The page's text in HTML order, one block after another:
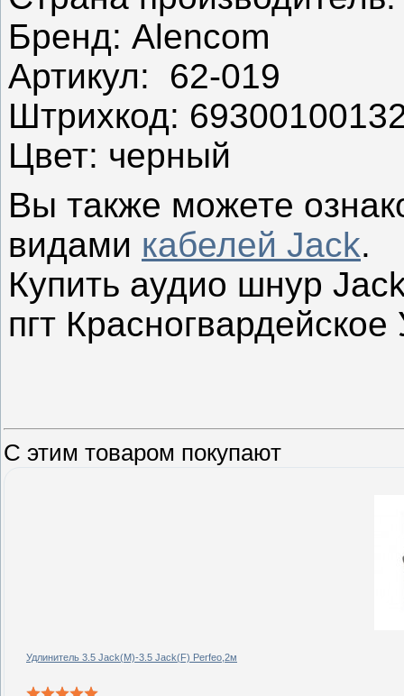
Бренд: Alencom
Артикул: 62-019
Штрихкод:
Цвет: черный
Вы также можете
видами кабелей Jack.
Купить аудио шнур
пгт
С этим товаром покупают
Удлинитель 3.5 Jack(M)-3.5 Jack(F) Perfeo,2м